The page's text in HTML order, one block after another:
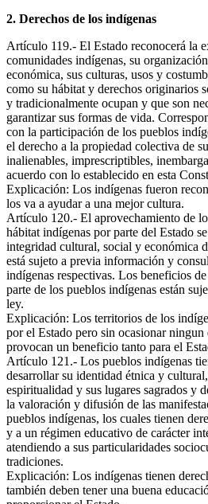
2. Derechos de los indígenas
Artículo 119.- El Estado reconocerá la
comunidades indígenas, su
económica, sus culturas, usos y
como su hábitat y derechos originarios
y tradicionalmente ocupan y que son
garantizar sus formas de vida.
con la participación de los pueblos
el derecho a la propiedad colectiva de
inalienables, imprescriptibles,
acuerdo con lo establecido en esta
Explicación: Los indígenas fueron
los va a ayudar a una mejor cultura.
Artículo 120.- El aprovechamiento de
hábitat indígenas por parte del Estado
integridad cultural, social y económica
está sujeto a previa información y
indígenas respectivas. Los beneficios
parte de los pueblos indígenas están
ley.
Explicación: Los territorios de los
por el Estado pero sin ocasionar
provocan un beneficio tanto para el
Artículo 121.- Los pueblos indígenas
desarrollar su identidad étnica y
espiritualidad y sus lugares sagrados y
la valoración y difusión de las
pueblos indígenas, los cuales tienen
y a un régimen educativo de carácter
atendiendo a sus particularidades
tradiciones.
Explicación: Los indígenas tienen
también deben tener una buena